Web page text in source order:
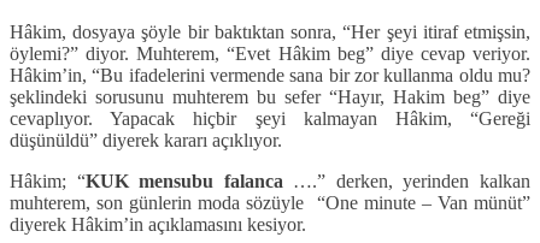
Hâkim, dosyaya şöyle bir baktıktan sonra, “Her şeyi itiraf etmişsin,
öylemi?” diyor. Muhterem, “Evet Hâkim beg” diye cevap veriyor.
Hâkim’in, “Bu ifadelerini vermende sana bir zor kullanma oldu mu?
şeklindeki sorusunu muhterem bu sefer “Hayır, Hakim beg” diye
cevaplıyor. Yapacak hiçbir şeyi kalmayan Hâkim, “Gereği
düşünüldü” diyerek kararı açıklıyor.
Hâkim; “KUK mensubu falanca ….” derken, yerinden kalkan
muhterem, son günlerin moda sözüyle “One minute – Van münüt”
diyerek Hâkim’in açıklamasını kesiyor.